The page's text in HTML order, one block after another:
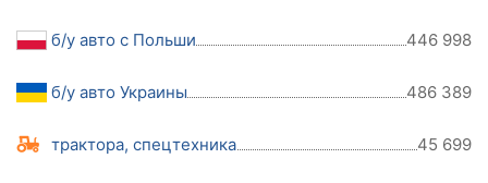
б/у авто с Польши 446 998
б/у авто Украины 486 389
трактора, спецтехника 45 699